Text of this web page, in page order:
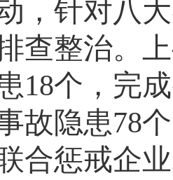
，针对八
查整治。
18个，完
故隐患78
合惩戒企业